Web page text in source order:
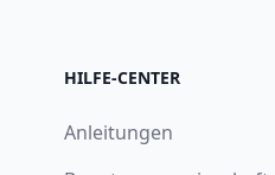
HILFE-CENTER
Anleitungen